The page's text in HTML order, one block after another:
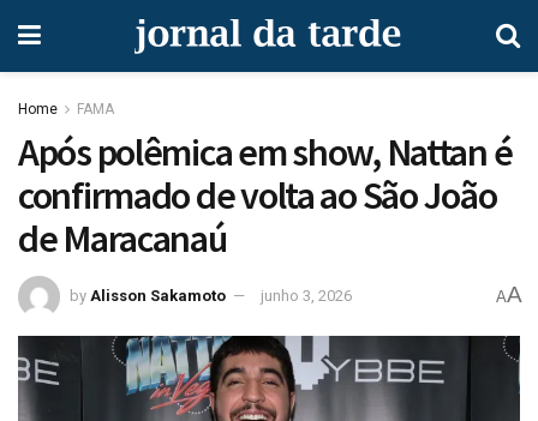
Home FAMA
Após polêmica em show, Nattan é
confirmado de volta ao São João
de Maracanaú
by Alisson Sakamoto junho 3, 2026 AA